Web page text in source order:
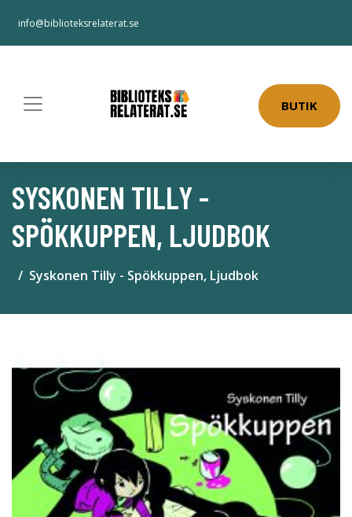
info@biblioteksrelaterat.se
BUTIK
SYSKONEN TILLY -
SPÖKKUPPEN, LJUDBOK
Syskonen Tilly - Spökkuppen, Ljudbok